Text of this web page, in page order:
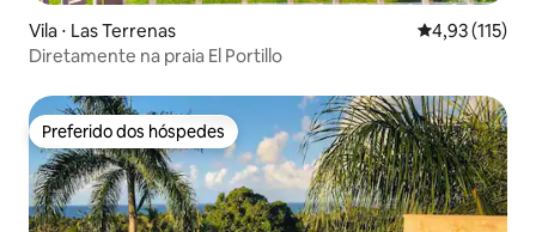
Vila ⋅ Las Terrenas 4,93 de uma
4,93 (115)
Diretamente na praia El Portillo
Preferido dos hóspedes
Preferido dos hóspedes